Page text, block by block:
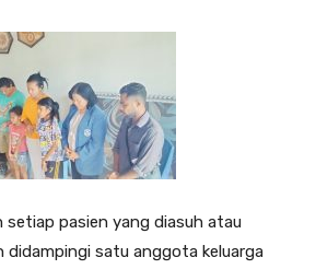
setiap pasien yang diasuh atau
didampingi satu anggota keluarga